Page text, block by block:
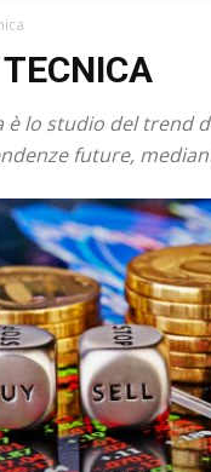
è lo studio del
future,